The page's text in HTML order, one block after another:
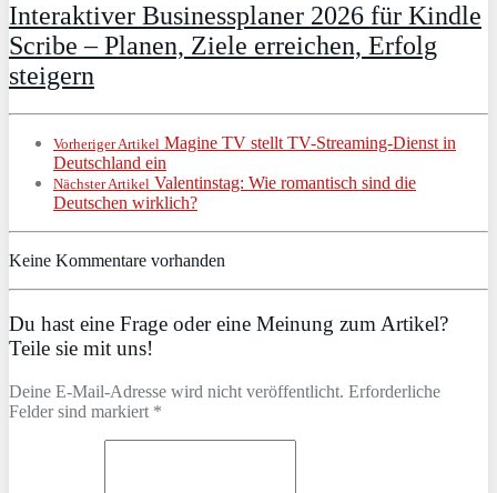
Interaktiver Businessplaner 2026 für Kindle
Scribe – Planen, Ziele erreichen, Erfolg
steigern
Vorheriger Artikel Magine TV stellt TV-Streaming-Dienst in
Deutschland ein
Nächster Artikel Valentinstag: Wie romantisch sind die
Deutschen wirklich?
Keine Kommentare vorhanden
Du hast eine Frage oder eine Meinung zum Artikel?
Teile sie mit uns!
Deine E-Mail-Adresse wird nicht veröffentlicht. Erforderliche
Felder sind markiert *